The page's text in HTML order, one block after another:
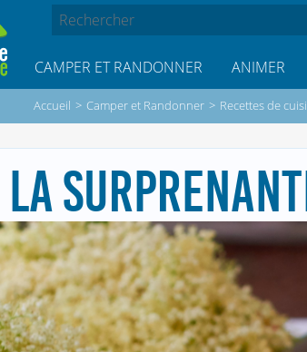
CAMPER ET RANDONNER ANIMER
Accueil > Camper et Randonner > Recettes de
LA